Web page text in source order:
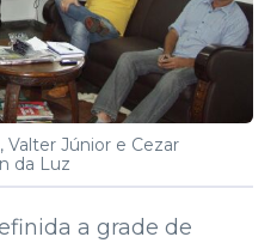
Valter Júnior e Cezar
da Luz
a grade de